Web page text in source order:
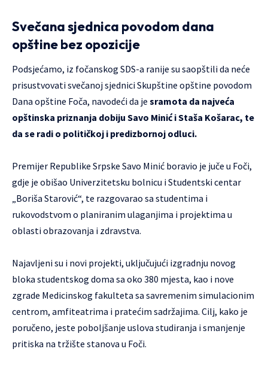
Svečana sjednica povodom dana
opštine bez opozicije
Podsjećamo, iz fočanskog SDS-a ranije su saopštili da neće
prisustvovati svečanoj sjednici Skupštine opštine povodom
Dana opštine Foča, navodeći da je sramota da najveća
opštinska priznanja dobiju Savo Minić i Staša Košarac, te
da se radi o političkoj i predizbornoj odluci.
Premijer Republike Srpske Savo Minić boravio je juče u Foči,
gdje je obišao Univerzitetsku bolnicu i Studentski centar
„Boriša Starović“, te razgovarao sa studentima i
rukovodstvom o planiranim ulaganjima i projektima u
oblasti obrazovanja i zdravstva.
Najavljeni su i novi projekti, uključujući izgradnju novog
bloka studentskog doma sa oko 380 mjesta, kao i nove
zgrade Medicinskog fakulteta sa savremenim simulacionim
centrom, amfiteatrima i pratećim sadržajima. Cilj, kako je
poručeno, jeste poboljšanje uslova studiranja i smanjenje
pritiska na tržište stanova u Foči.